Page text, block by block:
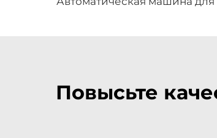
Повысьте